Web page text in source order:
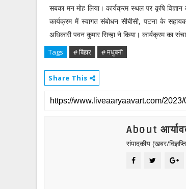
सबका मन मोह लिया। कार्यक्रम स्थल पर कृषि
कार्यक्रम में स्वागत संबोधन सीबीसी, पटना के
अधिकारी पवन कुमार सिन्हा ने किया। कार्यक्रम का
Tags # बिहार # मधुबनी
Share This
About
संपादकीय (खबर/